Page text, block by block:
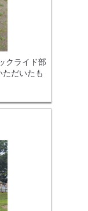
クライド部
だいたも